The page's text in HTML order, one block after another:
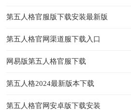
第五人格官服版下载安装最新版
第五人格官网渠道服下载入口
网易版第五人格官服下载
第五人格2024最新版本下载
第五人格官网安卓版下载安装